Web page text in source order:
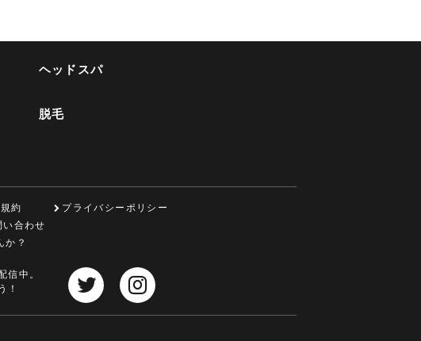
ヘッドスパ
脱毛
約
プライバシーポリシー
い合わせ
か？
信中。
！